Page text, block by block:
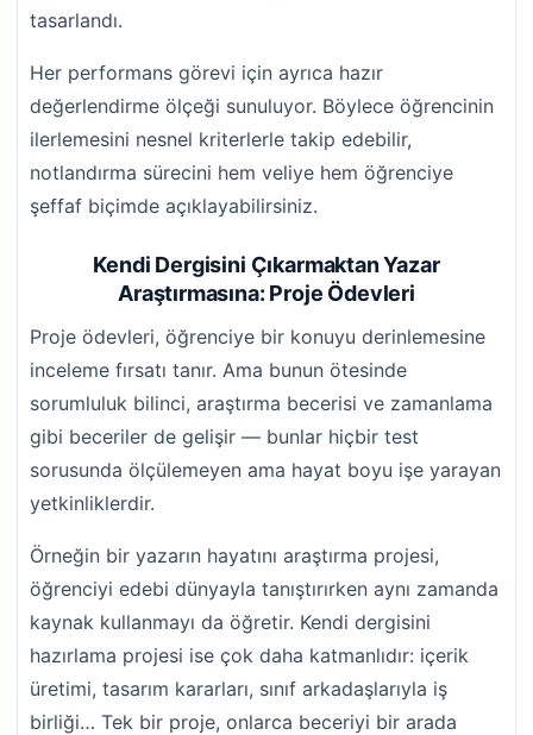
tasarlandı.
Her performans görevi için ayrıca hazır
değerlendirme ölçeği sunuluyor. Böylece öğrencinin
ilerlemesini nesnel kriterlerle takip edebilir,
notlandırma sürecini hem veliye hem öğrenciye
şeffaf biçimde açıklayabilirsiniz.
Kendi Dergisini Çıkarmaktan Yazar
Araştırmasına: Proje Ödevleri
Proje ödevleri, öğrenciye bir konuyu derinlemesine
inceleme fırsatı tanır. Ama bunun ötesinde
sorumluluk bilinci, araştırma becerisi ve zamanlama
gibi beceriler de gelişir — bunlar hiçbir test
sorusunda ölçülemeyen ama hayat boyu işe yarayan
yetkinliklerdir.
Örneğin bir yazarın hayatını araştırma projesi,
öğrenciyi edebi dünyayla tanıştırırken aynı zamanda
kaynak kullanmayı da öğretir. Kendi dergisini
hazırlama projesi ise çok daha katmanlıdır: içerik
üretimi, tasarım kararları, sınıf arkadaşlarıyla iş
birliği… Tek bir proje, onlarca beceriyi bir arada